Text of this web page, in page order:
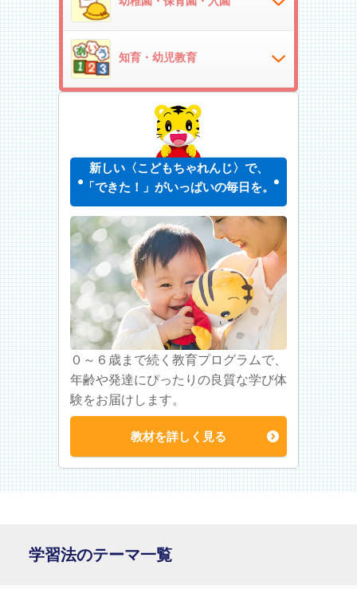
知育・幼児教育
新しい〈こどもちゃれんじ〉で、
「できた！」がいっぱいの毎日を。
０～６歳まで続く教育プログラムで、
年齢や発達にぴったりの良質な学び体
験をお届けします。
教材を詳しく見る
学習法のテーマ一覧